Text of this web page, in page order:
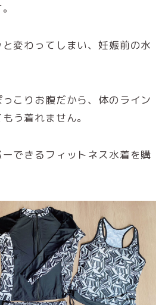
変わってしまい、妊娠前の水
こりお腹だから、体のライン
う着れません。
できるフィットネス水着を購